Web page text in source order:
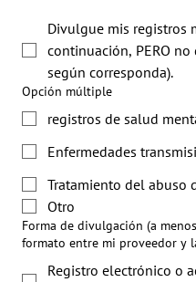
Divulgue mis registros
continuación, PERO
según corresponda).
Opción múltiple
registros de salud
Enfermedades
Tratamiento del abuso
Otro
Forma de divulgación (a
formato entre mi proveedor y
Registro electrónico o